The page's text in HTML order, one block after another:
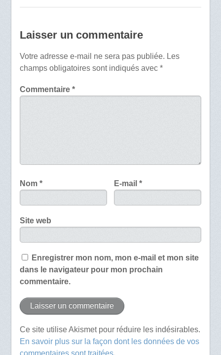
Laisser un commentaire
Votre adresse e-mail ne sera pas publiée. Les
champs obligatoires sont indiqués avec *
Commentaire *
Nom * E-mail*
Site web
Enregistrer mon nom, mon e-mail et mon site
dans le navigateur pour mon prochain
commentaire.
Ce site utilise Akismet pour réduire les indésirables.
En savoir plus sur la façon dont les données de vos
commentaires sont traitées.